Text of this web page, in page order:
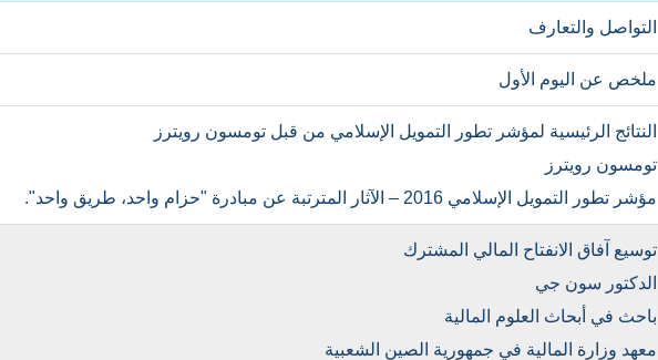
التواصل والتعارف
ملخص عن اليوم الأول
النتائج الرئیسیة لمؤشر تطور التمویل الإسلامي من قبل تومسون رويترز
تومسون رويترز
مؤشر تطور التمويل الإسلامي 2016 – الآثار المترتبة عن مبادرة "حزام واحد، طريق واحد".
توسيع آفاق الانفتاح المالي المشترك
الدكتور سون جي
باحث في أبحاث العلوم المالية
معهد وزارة المالية في جمهورية الصين الشعبية